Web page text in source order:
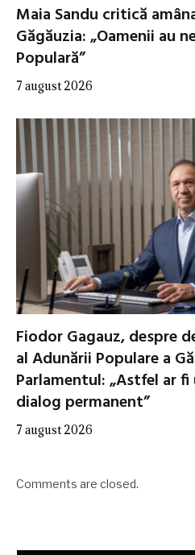
Maia Sandu critică
Găgăuzia: „Oamenii au
Populară”
7 august 2026
Fiodor Gagauz, despre
al Adunării Populare a
Parlamentul: „Astfel ar
dialog permanent”
7 august 2026
Comments are closed.